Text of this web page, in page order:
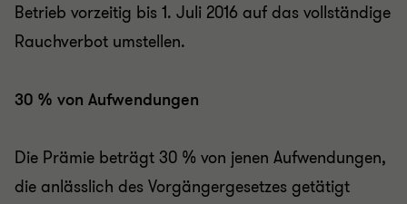
Betrieb vorzeitig bis 1. Juli 2016 auf das vollständige
Rauchverbot umstellen.
30 % von Aufwendungen
Die Prämie beträgt 30 % von jenen Aufwendungen,
die anlässlich des Vorgängergesetzes getätigt